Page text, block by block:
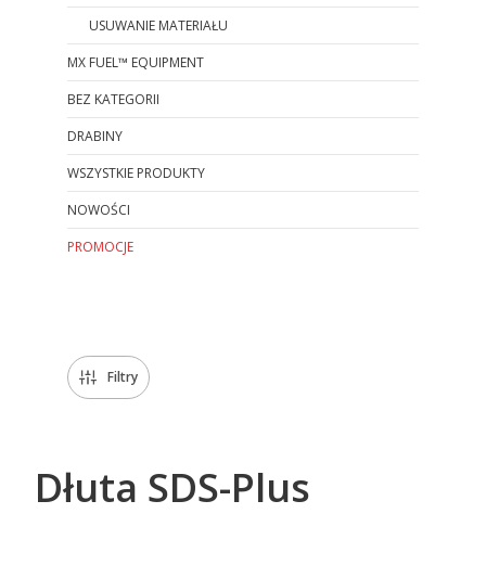
USUWANIE MATERIAŁU
MX FUEL™ EQUIPMENT
BEZ KATEGORII
DRABINY
WSZYSTKIE PRODUKTY
NOWOŚCI
PROMOCJE
Filtry
Dłuta SDS-Plus